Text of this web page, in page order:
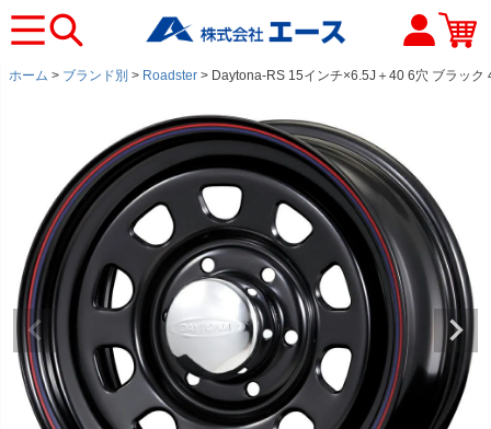
ホーム ブランド別 Roadster Daytona-RS 15インチ×6.5J＋40 6穴 ブラック